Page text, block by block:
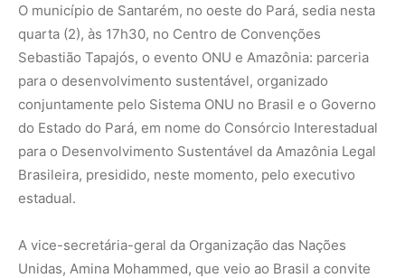
O município de Santarém, no oeste do Pará, sedia nesta
quarta (2), às 17h30, no Centro de Convenções
Sebastião Tapajós, o evento ONU e Amazônia: parceria
para o desenvolvimento sustentável, organizado
conjuntamente pelo Sistema ONU no Brasil e o Governo
do Estado do Pará, em nome do Consórcio Interestadual
para o Desenvolvimento Sustentável da Amazônia Legal
Brasileira, presidido, neste momento, pelo executivo
estadual.
A vice-secretária-geral da Organização das Nações
Unidas, Amina Mohammed, que veio ao Brasil a convite